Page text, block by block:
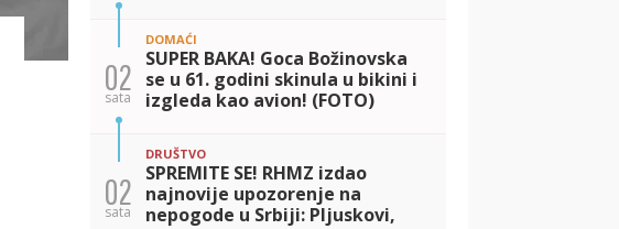
02
sata
DOMAĆI
SUPER BAKA! Goca Božinovska
se u 61. godini skinula u bikini i
izgleda kao avion! (FOTO)
02
sata
DRUŠTVO
SPREMITE SE! RHMZ izdao
najnovije upozorenje na
nepogode u Srbiji: Pljuskovi,